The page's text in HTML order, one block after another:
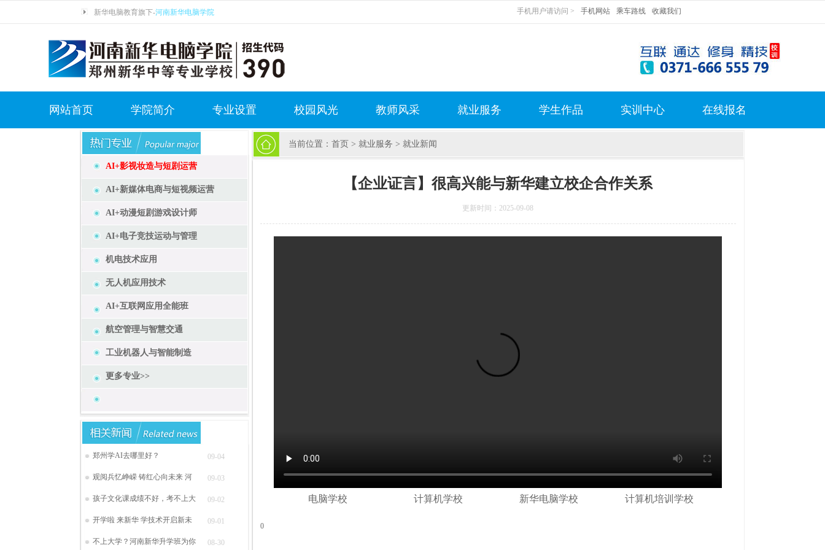
新华电脑教育旗下-河南新华电脑学院 手机用户请访问 > 手机网站 乘车路线 收藏我们
网站首页 学院简介 专业设置 校园风光 教师风采 就业服务 学生作品 实训中心 在线报名
AI+影视妆造与短剧运营
AI+新媒体电商与短视频运营
AI+动漫短剧游戏设计师
AI+电子竞技运动与管理
机电技术应用
无人机应用技术
AI+互联网应用全能班
航空管理与智慧交通
工业机器人与智能制造
更多专业>>
郑州学AI去哪里好？ 09-04
观阅兵忆峥嵘 铸红心向未来 河 09-03
孩子文化课成绩不好，考不上大 09-02
开学啦 来新华 学技术开启新未 09-01
不上大学？河南新华升学班为你 08-30
当前位置： 首页 > 就业服务 > 就业新闻
【企业证言】很高兴能与新华建立校企合作关系
更新时间：2025-09-08
电脑学校 计算机学校 新华电脑学校 计算机培训学校
0